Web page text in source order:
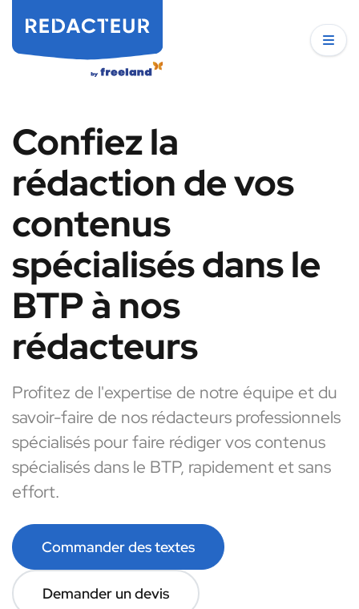
Confiez la
rédaction de vos
contenus
spécialisés dans le
BTP à nos
rédacteurs
Profitez de l'expertise de notre équipe et du
savoir-faire de nos rédacteurs professionnels
spécialisés pour faire rédiger vos contenus
spécialisés dans le BTP, rapidement et sans
effort.
Commander des textes
Demander un devis